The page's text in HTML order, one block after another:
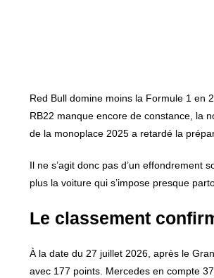
Red Bull domine moins la Formule 1 en
RB22 manque encore de constance, la
de la monoplace 2025 a retardé la
Il ne s’agit donc pas d’un effondrement
plus la voiture qui s’impose presque
Le classement
À la date du 27 juillet 2026, après le
avec 177 points. Mercedes en compte